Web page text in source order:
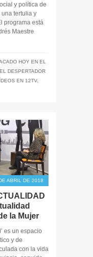
y política de
tertulia y
programa está
Maestre
HOY EN EL
EL DESPERTADOR
EN 12TV,
ABRIL DE 2018
la Mujer
es un espacio
y de
con la vida